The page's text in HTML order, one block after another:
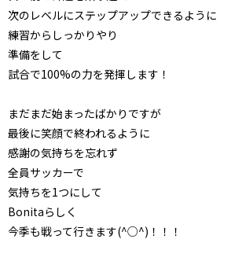
次のレベルにステップアップできるように
練習からしっかりやり
準備をして
試合で100%の力を発揮します！
まだまだ始まったばかりですが
最後に笑顔で終われるように
感謝の気持ちを忘れず
全員サッカーで
気持ちを1つにして
Bonitaらしく
今季も戦って行きます(^○^)！！！